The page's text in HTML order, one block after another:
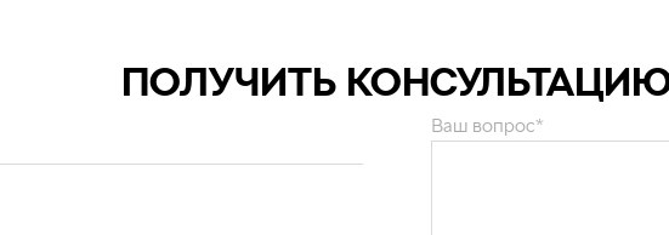
ПОЛУЧИТЬ
Ваш вопрос*